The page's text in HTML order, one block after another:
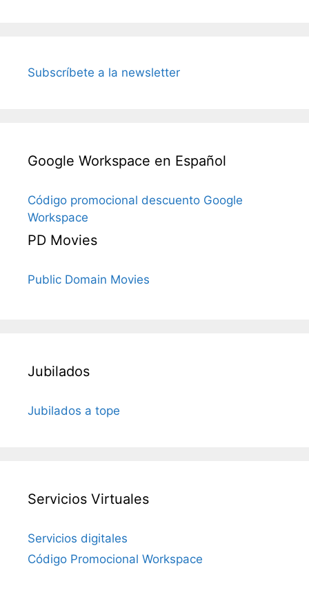
Subscríbete a la newsletter
Google Workspace en Español
Código promocional descuento Google
Workspace
PD Movies
Public Domain Movies
Jubilados
Jubilados a tope
Servicios Virtuales
Servicios digitales
Código Promocional Workspace